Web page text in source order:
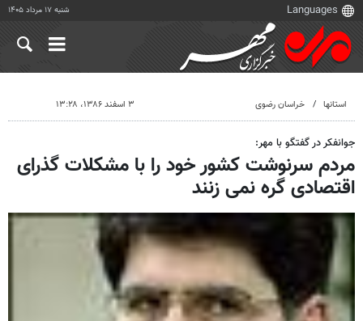
شنبه ۱۷ مرداد ۱۴۰۵
استانها خراسان رضوی ۳ اسفند ۱۳۸۶، ۱۳:۲۸
جوانفکر در گفتگو با مهر:
مردم سرنوشت کشور خود را با مشکلات گذرای
اقتصادی گره نمی زنند